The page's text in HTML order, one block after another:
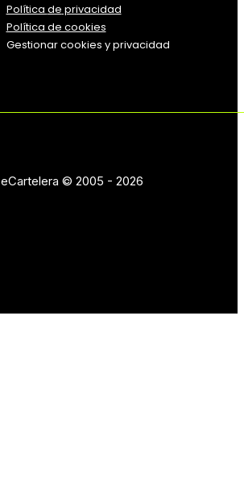
Política de privacidad
Política de cookies
Gestionar cookies y privacidad
eCartelera © 2005 - 2026